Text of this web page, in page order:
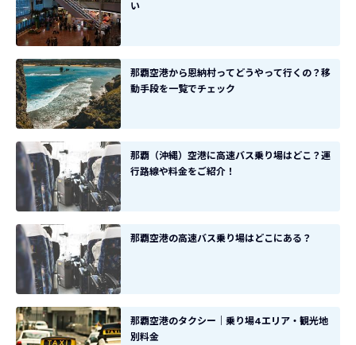
い
那覇空港から恩納村ってどうやって行くの？移
動手段を一覧でチェック
那覇（沖縄）空港に高速バス乗り場はどこ？運
行路線や料金をご紹介！
那覇空港の高速バス乗り場はどこにある？
那覇空港のタクシー｜乗り場4エリア・観光地
別料金